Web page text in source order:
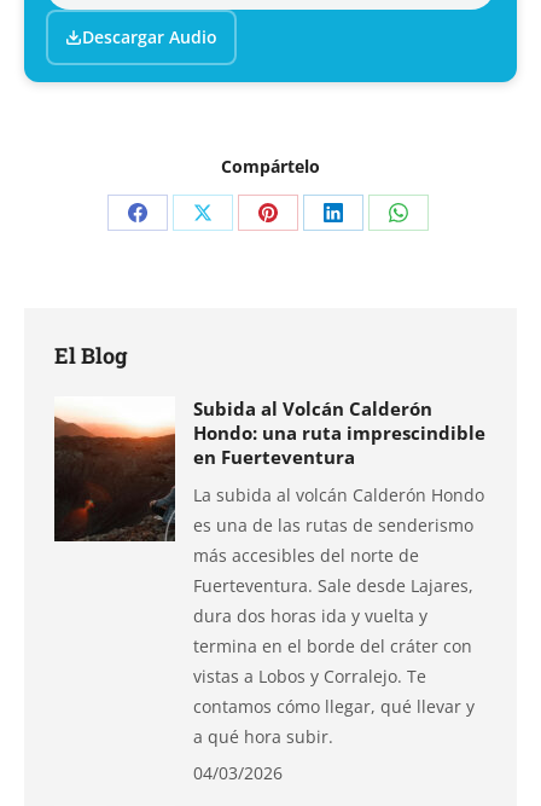
Descargar Audio
Compártelo
CompartirCompartirCompartirCompartirCompartir
El Blog
Subida al Volcán Calderón
Hondo: una ruta imprescindible
en Fuerteventura
La subida al volcán Calderón Hondo
es una de las rutas de senderismo
más accesibles del norte de
Fuerteventura. Sale desde Lajares,
dura dos horas ida y vuelta y
termina en el borde del cráter con
vistas a Lobos y Corralejo. Te
contamos cómo llegar, qué llevar y
a qué hora subir.
04/03/2026